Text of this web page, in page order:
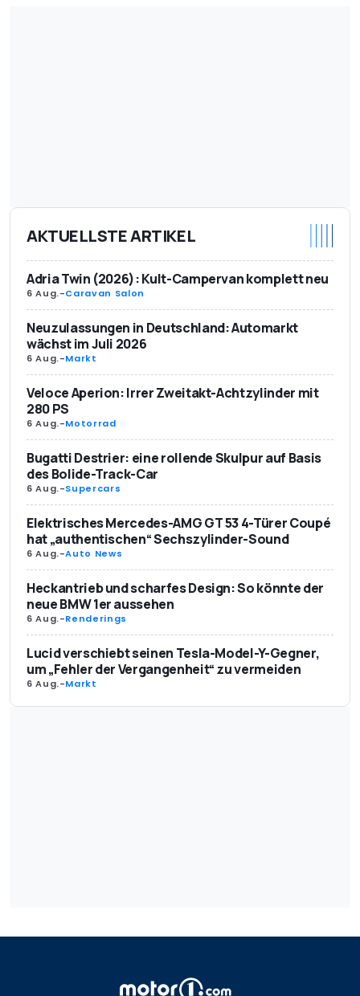
AKTUELLSTE ARTIKEL
Adria Twin (2026): Kult-Campervan komplett neu
6 Aug.-Caravan Salon
Neuzulassungen in Deutschland: Automarkt
wächst im Juli 2026
6 Aug.-Markt
Veloce Aperion: Irrer Zweitakt-Achtzylinder mit
280 PS
6 Aug.-Motorrad
Bugatti Destrier: eine rollende Skulpur auf Basis
des Bolide-Track-Car
6 Aug.-Supercars
Elektrisches Mercedes-AMG GT 53 4-Türer Coupé
hat „authentischen“ Sechszylinder-Sound
6 Aug.-Auto News
Heckantrieb und scharfes Design: So könnte der
neue BMW 1er aussehen
6 Aug.-Renderings
Lucid verschiebt seinen Tesla-Model-Y-Gegner,
um „Fehler der Vergangenheit“ zu vermeiden
6 Aug.-Markt